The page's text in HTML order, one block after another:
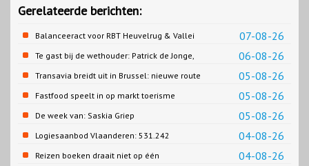
Gerelateerde berichten:
07-08-26
Balanceeract voor RBT Heuvelrug & Vallei
06-08-26
Te gast bij de wethouder: Patrick de Jonge,
Gemeente Emmen
05-08-26
Transavia breidt uit in Brussel: nieuwe route
naar Porto
05-08-26
Fastfood speelt in op markt toerisme
05-08-26
De week van: Saskia Griep
04-08-26
Logiesaanbod Vlaanderen: 531.242
slaapplaatsen
04-08-26
Reizen boeken draait niet op één